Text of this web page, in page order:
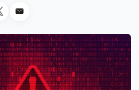
LinkedInen
X-en
Megosztas emailben